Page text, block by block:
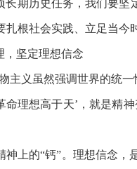
长期历史任务，我们要
扎根社会实践、立足当
，坚定理想信念
主义虽然强调世界的统
命理想高于天’，就是
神上的“钙”。理想信念